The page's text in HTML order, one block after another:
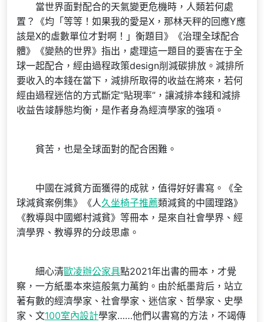
當世界面對配合的天氣變更危機時，人類若何處
置？《均「等等！如果我的愛是X，那林天秤的回應Y應
該是X的虛數單位才對啊！」衡題目》《治理全球配合
體》《變熱的世界》指出，處理這一題目的要害在于全
球一起配合，經由過程政策design削減碳排放。減排所
要收入的本錢在當下，減排所取得的收益在將來，若何
經由過程迷信的方式斷定“貼現率”，讓減排本錢和減排
收益告竣靜態均衡，是作者身為經濟學家的強項。
貧苦，也是全球面對的配合困難。
中國在減貧方面獲得的成就，值得好好書寫。《全
球減貧案例集》《人久坐椅子推薦類減貧的中國理路》
《教導與中國鄉村減貧》等冊本，是來自社會學界、經
濟學界、教導界的分歧思慮。
細心清歐凌辦公家具點2021年出書的冊本，才覺
察，一方紙墨本來這般氣力萬鈞。由於紙墨背后，站立
著有數的經濟學家、社會學家、迷信家、哲學家、史學
家、文100室內設計學家……他們以書寫的方法，不竭傳